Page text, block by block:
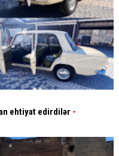
ehtiyat edirdilər -